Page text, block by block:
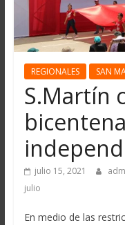
REGIONALES SAN
S.Martín
julio 15, 2021
julio
En medio de las